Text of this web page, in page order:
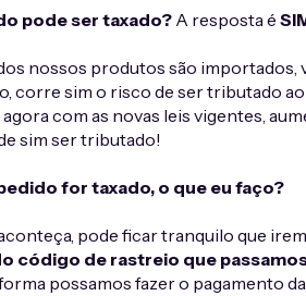
pode ser taxado? A resposta é
nossos produtos são importados,
corre sim o risco de ser tributado
com as novas leis vigentes,
sim ser tributado!
for taxado, o que eu faço?
pode ficar tranquilo que
código de rastreio que
possamos fazer o pagamento